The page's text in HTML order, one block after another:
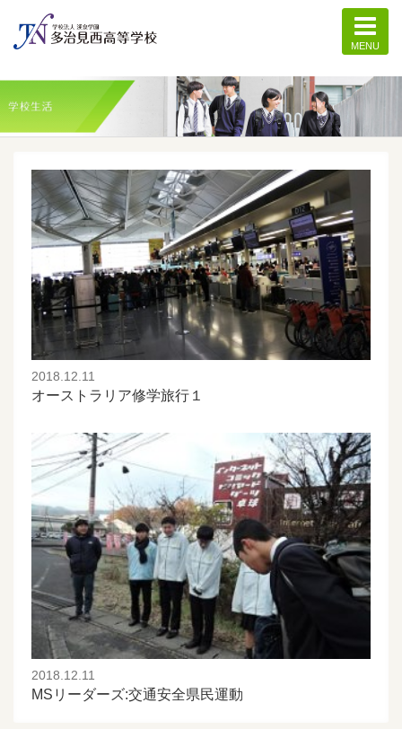
MENU
2018.12.11
オーストラリア修学旅行１
2018.12.11
MSリーダーズ:交通安全県民運動